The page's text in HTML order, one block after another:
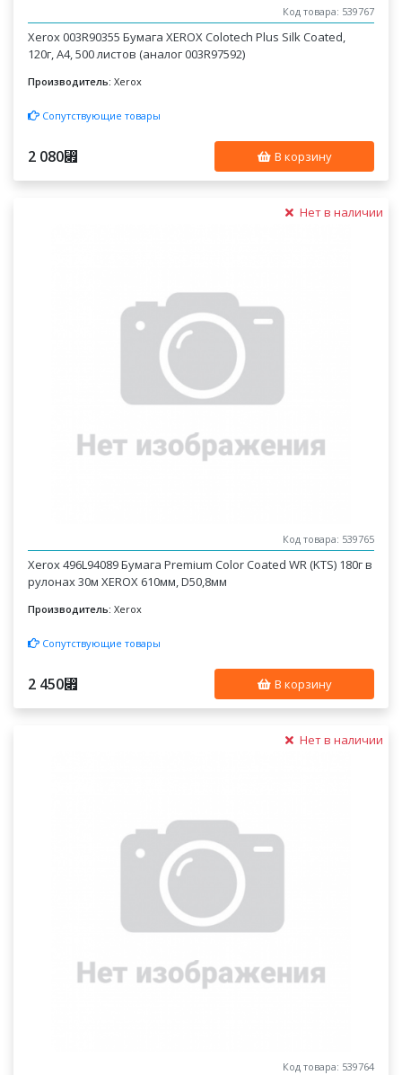
Код товара: 539767
Xerox 003R90355 Бумага XEROX Colotech Plus Silk Coated,
120г, A4, 500 листов (аналог 003R97592)
Производитель: Xerox
Сопутствующие товары
2 080⃏ В корзину
Нет в наличии
Код товара: 539765
Xerox 496L94089 Бумага Premium Color Coated WR (KTS) 180г в
рулонах 30м XEROX 610мм, D50,8мм
Производитель: Xerox
Сопутствующие товары
2 450⃏ В корзину
Нет в наличии
Код товара: 539764